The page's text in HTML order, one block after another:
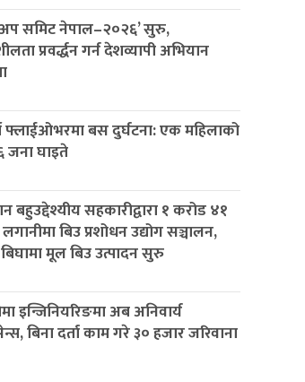
समिट नेपाल–२०२६’ सुरु,
प्रवर्द्धन गर्न देशव्यापी अभियान
फ्लाईओभरमा बस दुर्घटना: एक महिलाको
जना घाइते
बहुउद्देश्यीय सहकारीद्वारा १ करोड ४१
बिउ प्रशोधन उद्योग सञ्चालन,
मूल बिउ उत्पादन सुरु
इन्जिनियरिङमा अब अनिवार्य
बिना दर्ता काम गरे ३० हजार जरिवाना